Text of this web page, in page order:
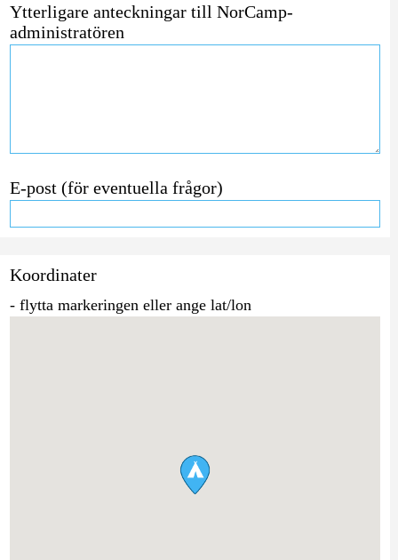
Ytterligare anteckningar till NorCamp-
administratören
E-post (för eventuella frågor)
Koordinater
- flytta markeringen eller ange lat/lon